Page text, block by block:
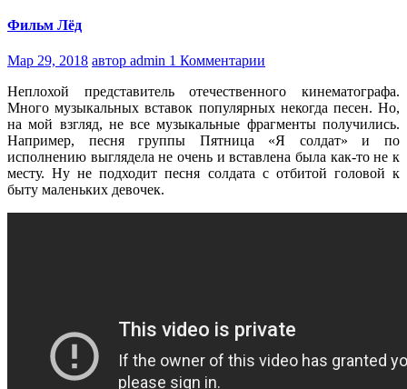
Фильм Лёд
Мар 29, 2018 автор admin 1 Комментарии
Неплохой представитель отечественного кинематографа.
Много музыкальных вставок популярных некогда песен. Но,
на мой взгляд, не все музыкальные фрагменты получились.
Например, песня группы Пятница «Я солдат» и по
исполнению выглядела не очень и вставлена была как-то не к
месту. Ну не подходит песня солдата с отбитой головой к
быту маленьких девочек.